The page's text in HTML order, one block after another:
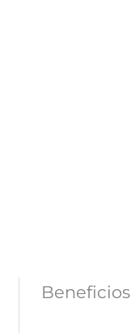
Beneficios